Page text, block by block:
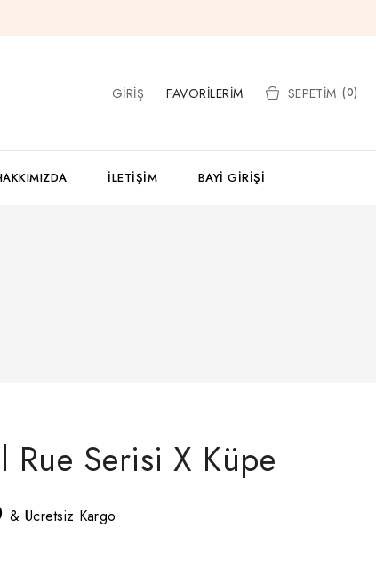
GIRIŞ FAVORILERIM SEPETIM (0)
İLETIŞIM BAYI GIRIŞI
Rue Serisi X Küpe
Şu
& Ücretsiz Kargo